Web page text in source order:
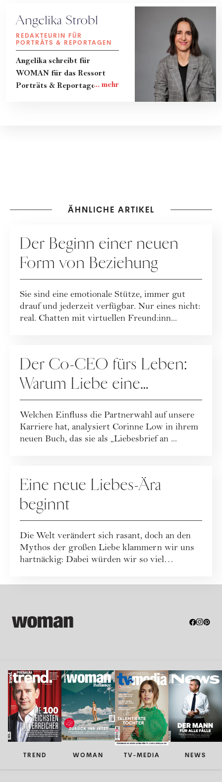
Angelika Strobl
REDAKTEURIN FÜR
PORTRÄTS & REPORTAGEN
Angelika schreibt für
WOMAN für das Ressort
Porträts & Reportagen.
ÄHNLICHE ARTIKEL
Der Beginn einer neuen
Form von Beziehung
Sie sind eine emotionale Stütze, immer gut
drauf und jederzeit verfügbar. Nur eines nicht:
real. Chatten mit virtuellen Freund:inn...
Der Co-CEO fürs Leben:
Warum Liebe eine
Karriereentscheidung ist
Welchen Einfluss die Partnerwahl auf unsere
Karriere hat, analysiert Corinne Low in ihrem
neuen Buch, das sie als „Liebesbrief an ...
Eine neue Liebes-Ära
beginnt
Die Welt verändert sich rasant, doch an den
Mythos der großen Liebe klammern wir uns
hartnäckig: Dabei würden wir so viel
TREND WOMAN TV-MEDIA NEWS